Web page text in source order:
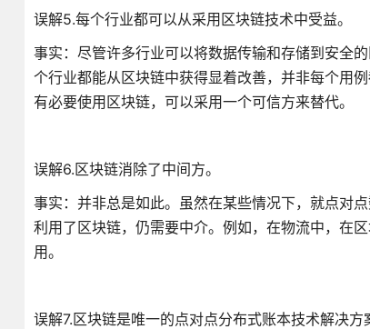
误解5.每个行业都可以从采用区块链技术中受益。
事实：尽管许多行业可以将数据传输和存储到安全
个行业都能从区块链中获得显着改善，并非每个用
有必要使用区块链，可以采用一个可信方来替代。
误解6.区块链消除了中间方。
事实：并非总是如此。虽然在某些情况下，就点对
利用了区块链，仍需要中介。例如，在物流中，在
用。
误解7.区块链是唯一的点对点分布式账本技术解决方